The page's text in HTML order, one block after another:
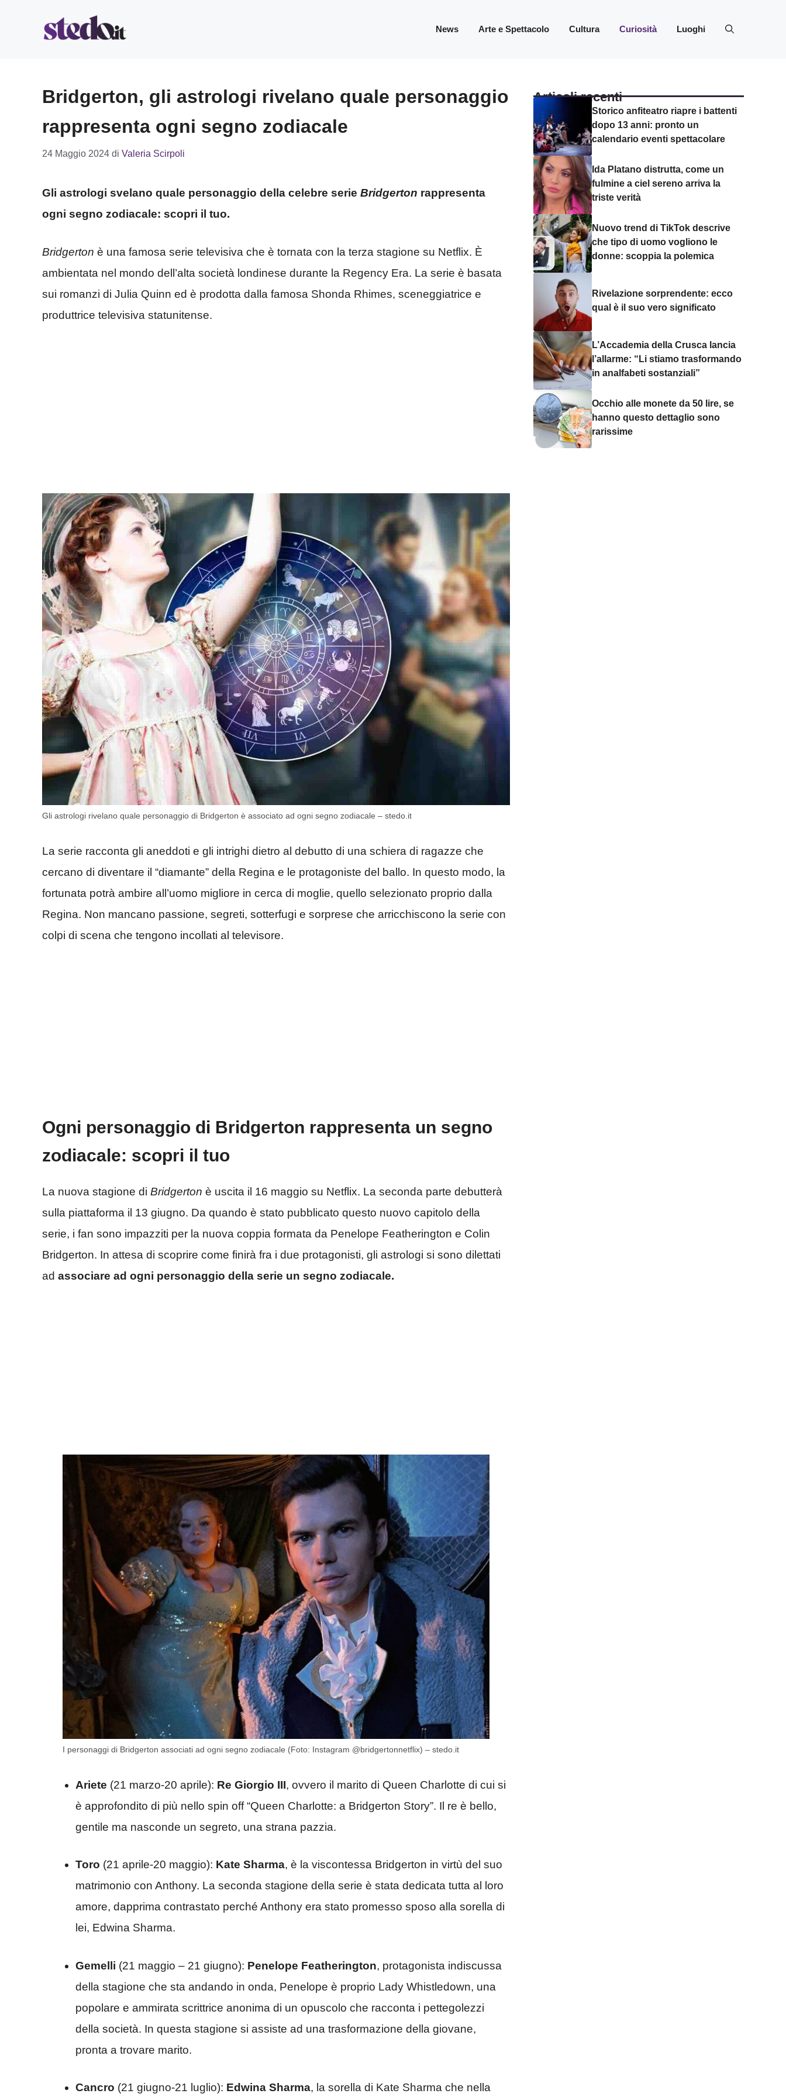
News Arte e Spettacolo Cultura Curiosità Luoghi
Bridgerton, gli astrologi rivelano quale personaggio
rappresenta ogni segno zodiacale
24 Maggio 2024 di Valeria Scirpoli
Gli astrologi svelano quale personaggio della celebre serie Bridgerton rappresenta
ogni segno zodiacale: scopri il tuo.
Bridgerton è una famosa serie televisiva che è tornata con la terza stagione su Netflix. È
ambientata nel mondo dell’alta società londinese durante la Regency Era. La serie è basata
sui romanzi di Julia Quinn ed è prodotta dalla famosa Shonda Rhimes, sceneggiatrice e
produttrice televisiva statunitense.
Gli astrologi rivelano quale personaggio di Bridgerton è associato ad ogni segno zodiacale – stedo.it
La serie racconta gli aneddoti e gli intrighi dietro al debutto di una schiera di ragazze che
cercano di diventare il “diamante” della Regina e le protagoniste del ballo. In questo modo, la
fortunata potrà ambire all’uomo migliore in cerca di moglie, quello selezionato proprio dalla
Regina. Non mancano passione, segreti, sotterfugi e sorprese che arricchiscono la serie con
colpi di scena che tengono incollati al televisore.
Ogni personaggio di Bridgerton rappresenta un segno
zodiacale: scopri il tuo
La nuova stagione di Bridgerton è uscita il 16 maggio su Netflix. La seconda parte debutterà
sulla piattaforma il 13 giugno. Da quando è stato pubblicato questo nuovo capitolo della
serie, i fan sono impazziti per la nuova coppia formata da Penelope Featherington e Colin
Bridgerton. In attesa di scoprire come finirà fra i due protagonisti, gli astrologi si sono dilettati
ad associare ad ogni personaggio della serie un segno zodiacale.
I personaggi di Bridgerton associati ad ogni segno zodiacale (Foto: Instagram @bridgertonnetflix) – stedo.it
Ariete (21 marzo-20 aprile): Re Giorgio III, ovvero il marito di Queen Charlotte di cui si
è approfondito di più nello spin off “Queen Charlotte: a Bridgerton Story”. Il re è bello,
gentile ma nasconde un segreto, una strana pazzia.
Toro (21 aprile-20 maggio): Kate Sharma, è la viscontessa Bridgerton in virtù del suo
matrimonio con Anthony. La seconda stagione della serie è stata dedicata tutta al loro
amore, dapprima contrastato perché Anthony era stato promesso sposo alla sorella di
lei, Edwina Sharma.
Gemelli (21 maggio – 21 giugno): Penelope Featherington, protagonista indiscussa
della stagione che sta andando in onda, Penelope è proprio Lady Whistledown, una
popolare e ammirata scrittrice anonima di un opuscolo che racconta i pettegolezzi
della società. In questa stagione si assiste ad una trasformazione della giovane,
pronta a trovare marito.
Cancro (21 giugno-21 luglio): Edwina Sharma, la sorella di Kate Sharma che nella
Articoli recenti
Storico anfiteatro riapre i battenti
dopo 13 anni: pronto un
calendario eventi spettacolare
Ida Platano distrutta, come un
fulmine a ciel sereno arriva la
triste verità
Nuovo trend di TikTok descrive
che tipo di uomo vogliono le
donne: scoppia la polemica
Rivelazione sorprendente: ecco
qual è il suo vero significato
L’Accademia della Crusca lancia
l’allarme: “Li stiamo trasformando
in analfabeti sostanziali”
Occhio alle monete da 50 lire, se
hanno questo dettaglio sono
rarissime